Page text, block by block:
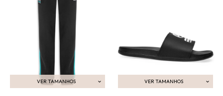
VER TAMANHOS
ADICIONAR AO CARRINHO
VER TAMANHOS
ADICIONAR AO CARRINHO